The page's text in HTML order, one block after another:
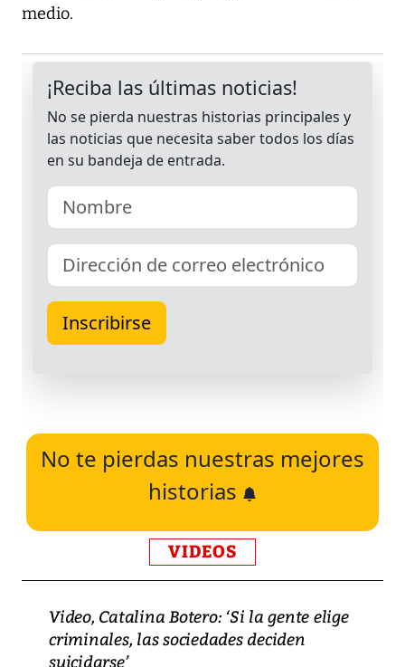
medio.
No te pierdas nuestras mejores
historias
VIDEOS
Video, Catalina Botero: ‘Si la gente elige
criminales, las sociedades deciden
suicidarse’